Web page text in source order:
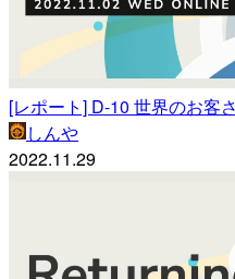
[レポート] D-10 世界のお客
しんや
2022.11.29